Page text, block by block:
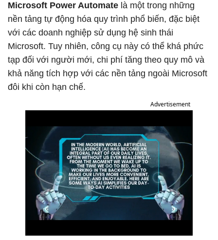
Microsoft Power Automate là một trong những
nền tảng tự động hóa quy trình phổ biến, đặc biệt
với các doanh nghiệp sử dụng hệ sinh thái
Microsoft. Tuy nhiên, công cụ này có thể khá phức
tạp đối với người mới, chi phí tăng theo quy mô và
khả năng tích hợp với các nền tảng ngoài Microsoft
đôi khi còn hạn chế.
Advertisement